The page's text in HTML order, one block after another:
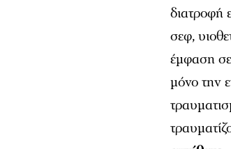
διατροφή
σεφ,
έμφαση
μόνο την